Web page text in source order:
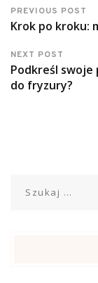
PREVIOUS POST
Krok po kroku:
NEXT POST
Podkreśl swoje
do fryzury?